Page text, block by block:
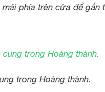
mái phía trên cửa để gắn
trong Hoàng thành.